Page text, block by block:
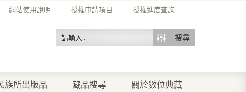
網站使用說明 授權申請項目 授權進度查詢
搜尋
族所出版品 藏品搜尋 關於數位典藏